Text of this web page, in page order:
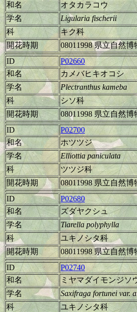
和名
オタカラコウ
学名
Ligularia fischerii
科
キク科
開花時期
08011998 県立自然
ID
P02660
和名
カメバヒキオコシ
学名
Plectranthus kameba
科
シソ科
開花時期
08011998 県立自然
ID
P02700
和名
ホツツジ
学名
Elliottia paniculata
科
ツツジ科
開花時期
08011998 県立自然
ID
P02680
和名
ズダヤクシュ
学名
Tiarella polyphylla
科
ユキノシタ科
開花時期
08011998 県立自然
ID
P02740
和名
ミヤマダイモンジソ
学名
Saxifraga fortunei var.
科
ユキノシタ科